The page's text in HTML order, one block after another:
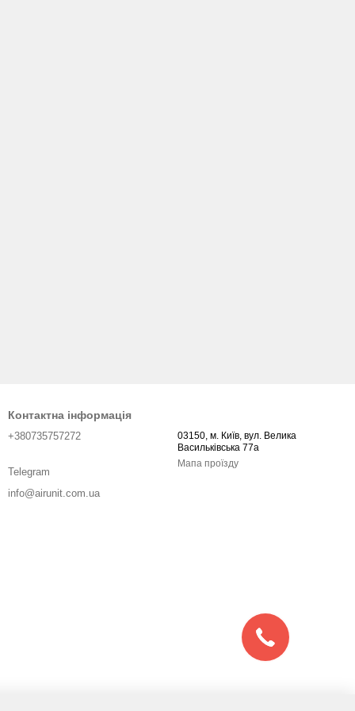
Контактна інформація
+380735757272
Telegram
info@airunit.com.ua
03150, м. Київ, вул. Велика
Васильківська 77а
Мапа проїзду